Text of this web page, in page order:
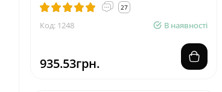
27
Код: 1248 В наявності
935.53грн.